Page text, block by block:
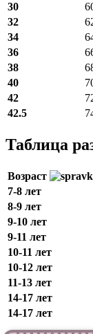
30
32
34
36
38
40
42
42.5
Таблица
Возраст
7-8 лет
8-9 лет
9-10 лет
9-11 лет
10-11 лет
10-12 лет
11-13 лет
14-17 лет
14-17 лет